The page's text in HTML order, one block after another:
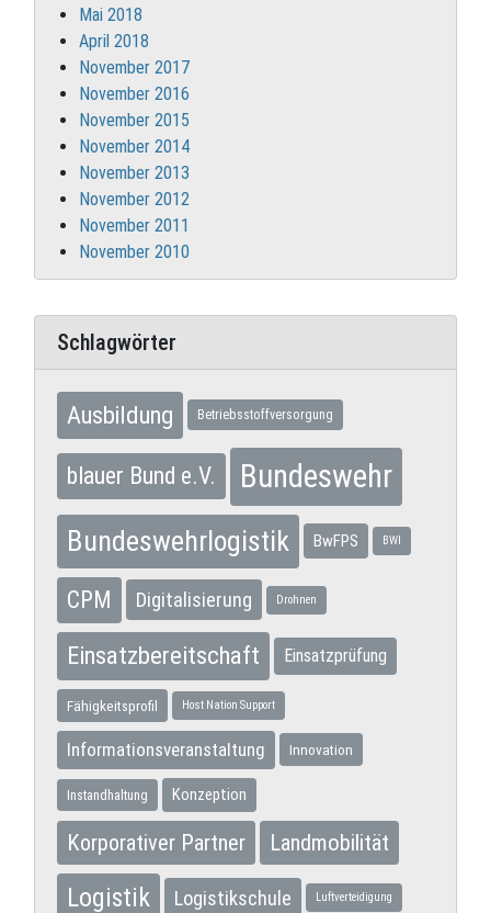
Mai 2018
April 2018
November 2017
November 2016
November 2015
November 2014
November 2013
November 2012
November 2011
November 2010
Schlagwörter
Ausbildung Betriebsstoffversorgung
blauer Bund e.V. Bundeswehr
Bundeswehrlogistik BwFPS BWI
CPM Digitalisierung Drohnen
Einsatzbereitschaft Einsatzprüfung
Fähigkeitsprofil Host Nation Support
Informationsveranstaltung Innovation
Instandhaltung Konzeption
Korporativer Partner Landmobilität
Logistik Logistikschule Luftverteidigung